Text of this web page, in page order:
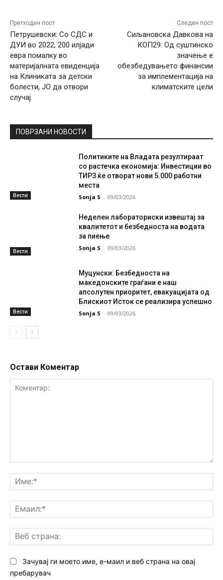
Претходен пост
Петрушевски: Со СДС и
ДУИ во 2022, 200 илјади
евра помалку во
материјалната евиденција
на Клиниката за детски
болести, ЈО да отвори
случај
Следен пост
Сиљановска Давкова на
КОП29: Од суштинско
значење е
обезбедувањето финансии
за имплементација на
климатските цели
ПОВРЗАНИ НОВОСТИ
Вести
Политиките на Владата резултираат
со растечка економија: Инвестиции во
ТИРЗ ќе отворат нови 5.000 работни
места
Sonja S - 09/03/2026
Вести
Неделен лабораториски извештај за
квалитетот и безбедноста на водата
за пиење
Sonja S - 09/03/2026
Вести
Муцунски: Безбедноста на
македонските граѓани е наш
апсолутен приоритет, евакуацијата од
Блискиот Исток се реализира успешно
Sonja S - 09/03/2026
Остави Коментар
Зачувај ги моето име, е-маил и веб страна на овај
пребарувач